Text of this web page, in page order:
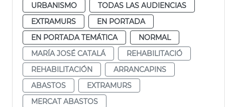
URBANISMO
TODAS LAS AUDIENCIAS
EXTRAMURS
EN PORTADA
EN PORTADA TEMÁTICA
NORMAL
MARÍA JOSÉ CATALÁ
REHABILITACIÓ
REHABILITACIÓN
ARRANCAPINS
ABASTOS
EXTRAMURS
MERCAT ABASTOS